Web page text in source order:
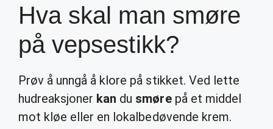
Hva skal man smøre
på vepsestikk?
Prøv å unngå å klore på stikket. Ved lette
hudreaksjoner kan du smørepå et middel
mot kløe eller en lokalbedøvende krem.